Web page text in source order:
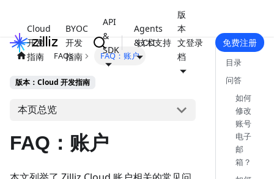
Cloud
开发
指南
BYOC
开发
指南
API
&
SDK
Agents
& CLI
版
本
文
档
技术支持 登录 免费注册
FAQs FAQ：账户
版本：Cloud 开发指南
本页总览
FAQ：账户
目录
问答
如何
修改
账号
电子
邮
箱？